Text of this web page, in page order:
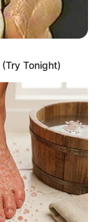
Edit
acara
dariGisela Cindy
2danBidadari
Tonight)